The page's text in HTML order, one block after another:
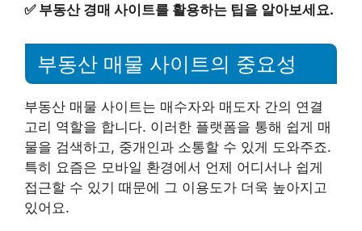
✅ 부동산 경매 사이트를 활용하는 팁을 알아보세요.
부동산 매물 사이트의 중요성
부동산 매물 사이트는 매수자와 매도자 간의 연결
고리 역할을 합니다. 이러한 플랫폼을 통해 쉽게 매
물을 검색하고, 중개인과 소통할 수 있게 도와주죠.
특히 요즘은 모바일 환경에서 언제 어디서나 쉽게
접근할 수 있기 때문에 그 이용도가 더욱 높아지고
있어요.